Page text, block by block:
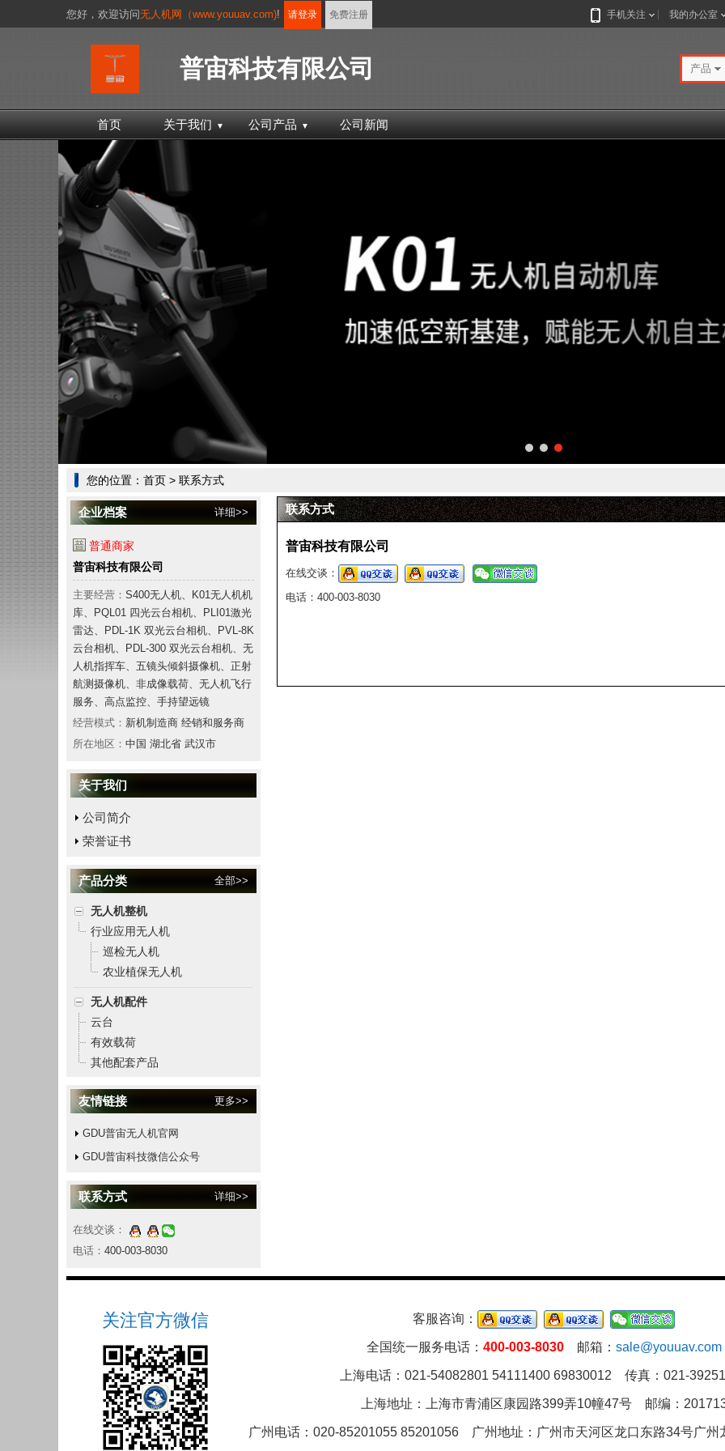
您好， 欢迎访问无人机网（www.youuav.com)! 请登录 免费注册 手机关注 我的办公室
普宙科技有限公司 产品
首页 关于我们 ▼ 公司产品 ▼ 公司新闻
您的位置： 首页 > 联系方式
企业档案 详细>>
普通商家
普宙科技有限公司
主要经营： S400无人机、K01无人机机
库、PQL01 四光云台相机、PLI01激光
雷达、PDL-1K 双光云台相机、PVL-8K
云台相机、PDL-300 双光云台相机、无
人机指挥车、五镜头倾斜摄像机、正射
航测摄像机、非成像载荷、无人机飞行
服务、高点监控、手持望远镜
经营模式： 新机制造商 经销和服务商
所在地区： 中国 湖北省 武汉市
关于我们
公司简介
荣誉证书
产品分类 全部>>
无人机整机
行业应用无人机
巡检无人机
农业植保无人机
无人机配件
云台
有效载荷
其他配套产品
友情链接 更多>>
GDU普宙无人机官网
GDU普宙科技微信公众号
联系方式 详细>>
在线交谈：
电话： 400-003-8030
联系方式
普宙科技有限公司
在线交谈：
电话： 400-003-8030
客服咨询：
全国统一服务电话： 400-003-8030邮箱： sale@youuav.com
上海电话：021-54082801 54111400 69830012 传真：021-
上海地址：上海市青浦区康园路399弄10幢47号 邮编：
广州电话：020-85201055 85201056 广州地址： 广州市天河区龙口东路34号广
关注官方微信